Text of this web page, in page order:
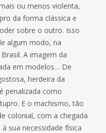
ou menos violenta,
da forma clássica e
sobre o outro. Isso
algum modo, na
A imagem da
em modelos… De
herdeira da
penalizada como
E o machismo, tão
colonial, com a chegada
sua necessidade física